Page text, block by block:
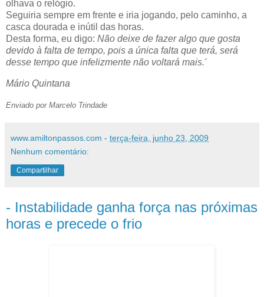
olhava o relógio.
Seguiria sempre em frente e iria jogando, pelo caminho, a
casca dourada e inútil das horas.
Desta forma, eu digo: Não deixe de fazer algo que gosta
devido à falta de tempo, pois a única falta que terá, será
desse tempo que infelizmente não voltará mais.'
Mário Quintana
Enviado por Marcelo Trindade
www.amiltonpassos.com - terça-feira, junho 23, 2009
Nenhum comentário:
Compartilhar
- Instabilidade ganha força nas próximas
horas e precede o frio